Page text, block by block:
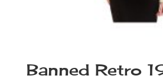
Banned Retro